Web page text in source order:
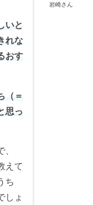
岩崎さん
いと
れな
おす
（＝
思っ
えて
ち
しょ